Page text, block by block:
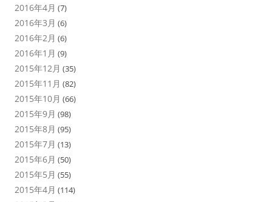
2016年4月 (7)
2016年3月 (6)
2016年2月 (6)
2016年1月 (9)
2015年12月 (35)
2015年11月 (82)
2015年10月 (66)
2015年9月 (98)
2015年8月 (95)
2015年7月 (13)
2015年6月 (50)
2015年5月 (55)
2015年4月 (114)